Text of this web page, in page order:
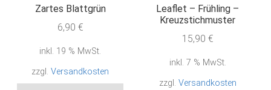
Zartes Blattgrün
6,90 €
inkl. 19 % MwSt.
zzgl.Versandkosten
Leaflet – Frühling –
Kreuzstichmuster
15,90 €
inkl. 7 % MwSt.
zzgl. Versandkosten